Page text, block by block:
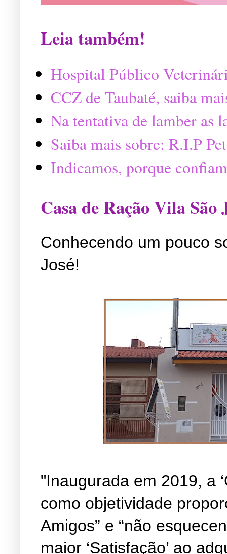
Leia também!
Hospital Público
CCZ de Taubaté, saiba
Na tentativa de lamber as
Saiba mais sobre: R.I.P
Indicamos, porque
Casa de Ração Vila São
Conhecendo um pouco
José!
"Inaugurada em 2019, a
como objetividade
Amigos” e “não
maior ‘Satisfação’ ao